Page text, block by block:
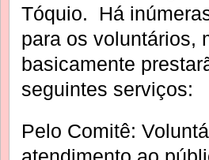
Tóquio. Há
para os voluntários,
basicamente
seguintes serviços:
Pelo Comitê: